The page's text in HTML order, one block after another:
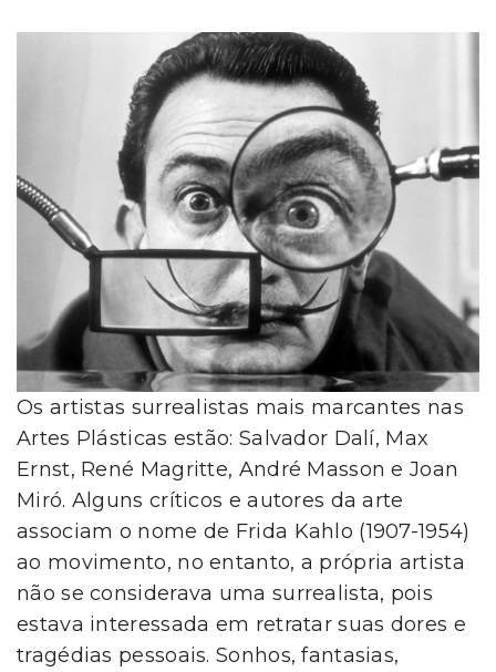
Os artistas surrealistas mais marcantes nas
Artes Plásticas estão: Salvador Dalí, Max
Ernst, René Magritte, André Masson e Joan
Miró. Alguns críticos e autores da arte
associam o nome de Frida Kahlo (1907-1954)
ao movimento, no entanto, a própria artista
não se considerava uma surrealista, pois
estava interessada em retratar suas dores e
tragédias pessoais. Sonhos, fantasias,